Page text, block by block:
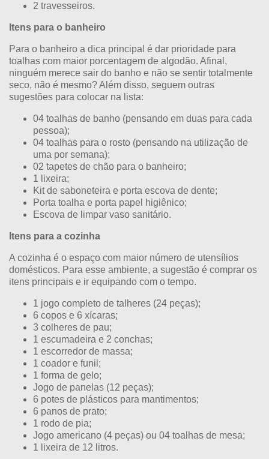
2 travesseiros.
Itens para o banheiro
Para o banheiro a dica principal é dar prioridade para
toalhas com maior porcentagem de algodão. Afinal,
ninguém merece sair do banho e não se sentir totalmente
seco, não é mesmo? Além disso, seguem outras
sugestões para colocar na lista:
04 toalhas de banho (pensando em duas para cada
pessoa);
04 toalhas para o rosto (pensando na utilização de
uma por semana);
02 tapetes de chão para o banheiro;
1 lixeira;
Kit de saboneteira e porta escova de dente;
Porta toalha e porta papel higiênico;
Escova de limpar vaso sanitário.
Itens para a cozinha
A cozinha é o espaço com maior número de utensílios
domésticos. Para esse ambiente, a sugestão é comprar os
itens principais e ir equipando com o tempo.
1 jogo completo de talheres (24 peças);
6 copos e 6 xícaras;
3 colheres de pau;
1 escumadeira e 2 conchas;
1 escorredor de massa;
1 coador e funil;
1 forma de gelo;
Jogo de panelas (12 peças);
6 potes de plásticos para mantimentos;
6 panos de prato;
1 rodo de pia;
Jogo americano (4 peças) ou 04 toalhas de mesa;
1 lixeira de 12 litros.